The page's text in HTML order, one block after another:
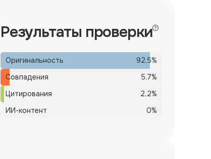
Результаты проверки
Оригинальность 92,5%
Совпадения
5,7%
Цитирования
2,2%
ИИ-контент
0%